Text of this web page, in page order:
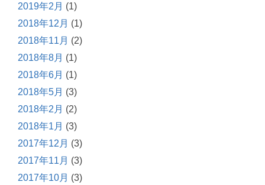
2019年2月 (1)
2018年12月 (1)
2018年11月 (2)
2018年8月 (1)
2018年6月 (1)
2018年5月 (3)
2018年2月 (2)
2018年1月 (3)
2017年12月 (3)
2017年11月 (3)
2017年10月 (3)